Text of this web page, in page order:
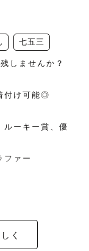
七五三
しませんか？
付け可能◎
ーキー賞、優
ファー
人以上のお
く